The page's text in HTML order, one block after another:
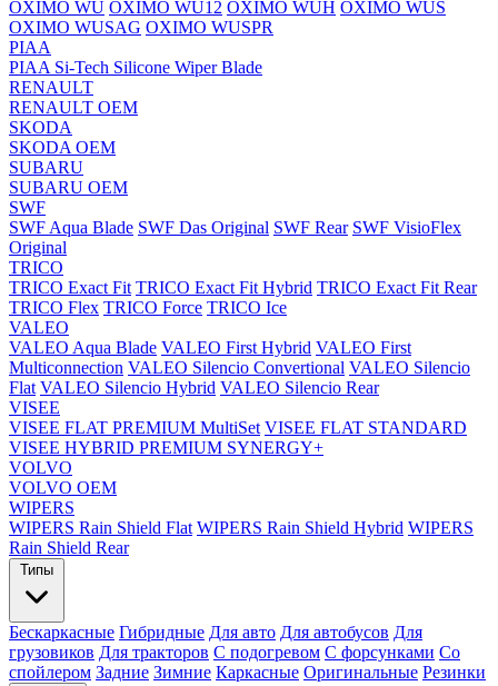
OXIMO WU OXIMO WU12 OXIMO WUH OXIMO WUS
OXIMO WUSAG OXIMO WUSPR
PIAA
PIAA Si-Tech Silicone Wiper Blade
RENAULT
RENAULT OEM
SKODA
SKODA OEM
SUBARU
SUBARU OEM
SWF
SWF Aqua Blade SWF Das Original SWF Rear SWF VisioFlex
Original
TRICO
TRICO Exact Fit TRICO Exact Fit Hybrid TRICO Exact Fit Rear
TRICO Flex TRICO Force TRICO Ice
VALEO
VALEO Aqua Blade VALEO First Hybrid VALEO First
Multiconnection VALEO Silencio Convertional VALEO Silencio
Flat VALEO Silencio Hybrid VALEO Silencio Rear
VISEE
VISEE FLAT PREMIUM MultiSet VISEE FLAT STANDARD
VISEE HYBRID PREMIUM SYNERGY+
VOLVO
VOLVO OEM
WIPERS
WIPERS Rain Shield Flat WIPERS Rain Shield Hybrid WIPERS
Rain Shield Rear
Типы
Бескаркасные Гибридные Для авто Для автобусов Для
грузовиков Для тракторов С подогревом С форсунками Со
спойлером Задние Зимние Каркасные Оригинальные Резинки